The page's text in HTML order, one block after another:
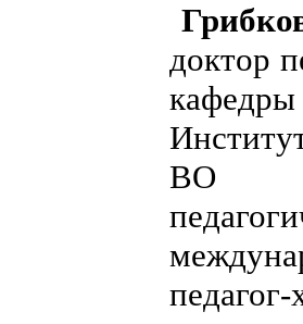
доктор
ВО